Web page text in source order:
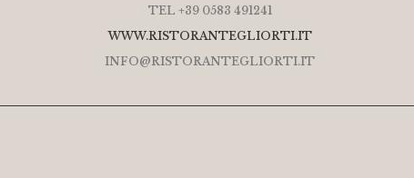
TEL +39 0583 491241
WWW.RISTORANTEGLIORTI.IT
INFO@RISTORANTEGLIORTI.IT